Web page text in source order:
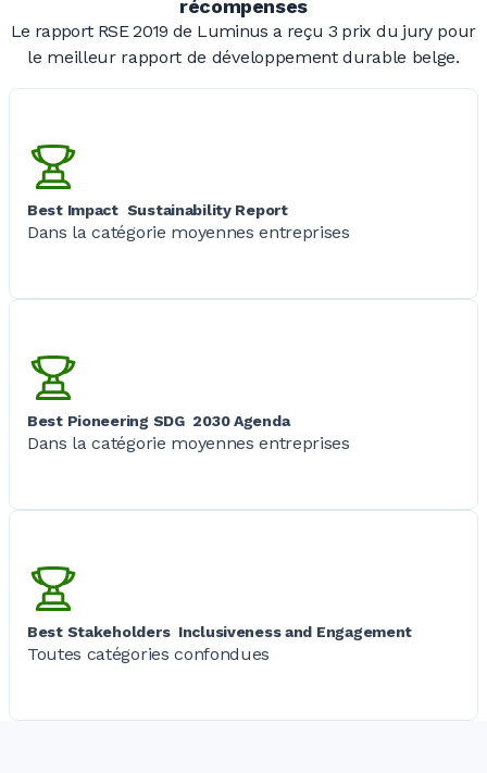
récompenses
Le rapport RSE 2019 de Luminus a reçu 3 prix du jury pour
le meilleur rapport de développement durable belge.
Best Impact Sustainability Report
Dans la catégorie moyennes entreprises
Best Pioneering SDG 2030 Agenda
Dans la catégorie moyennes entreprises
Best Stakeholders Inclusiveness and Engagement
Toutes catégories confondues